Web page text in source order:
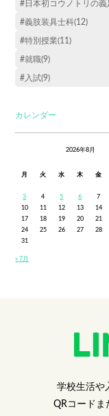
#日本初コウノトリの
#義肢装具士科(12)
#特別授業(11)
#就職(9)
#入試(9)
カレンダー
2026年8月
月 火 水 木 金
3
4 5 6 7
10
11 12 13 14
17
18 19 20 21
24
25 26 27 28
31
« 7月
学校生活や
QRコードま